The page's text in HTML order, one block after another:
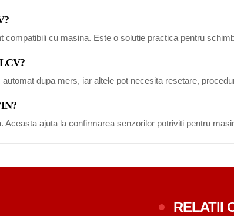
cu masina. Este o solutie practica pentru
dupa mers, iar altele pot necesita resetare,
ajuta la confirmarea senzorilor potriviti pentru
RELATII